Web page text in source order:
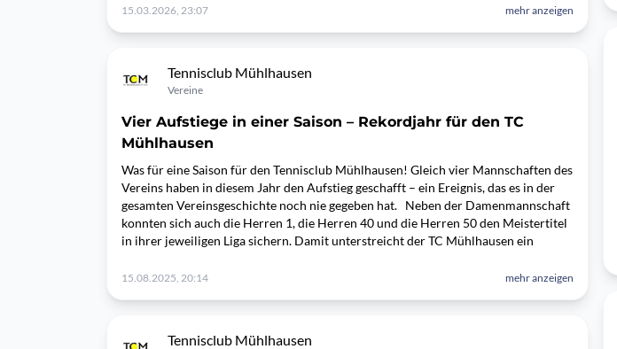
15.03.2026, 23:07 mehr anzeigen
Tennisclub Mühlhausen
Vereine
Vier Aufstiege in einer Saison – Rekordjahr für den TC
Mühlhausen
Was für eine Saison für den Tennisclub Mühlhausen! Gleich vier Mannschaften des
Vereins haben in diesem Jahr den Aufstieg geschafft – ein Ereignis, das es in der
gesamten Vereinsgeschichte noch nie gegeben hat. Neben der Damenmannschaft
konnten sich auch die Herren 1, die Herren 40 und die Herren 50 den Meistertitel
in ihrer jeweiligen Liga sichern. Damit unterstreicht der TC Mühlhausen ein
15.08.2025, 20:14 mehr anzeigen
Tennisclub Mühlhausen